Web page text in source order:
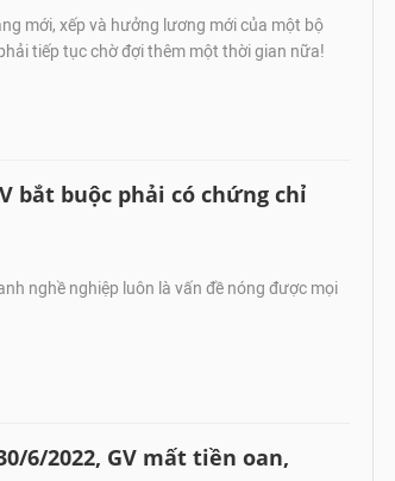
mới, xếp và hưởng lương mới của một bộ
tiếp tục chờ đợi thêm một thời gian nữa!
bắt buộc phải có chứng chỉ
nghề nghiệp luôn là vấn đề nóng được mọi
6/2022, GV mất tiền oan,